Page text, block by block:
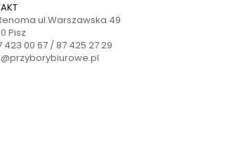
ul.Warszawska 49
Pisz
423 00 67 / 87 425 27 29